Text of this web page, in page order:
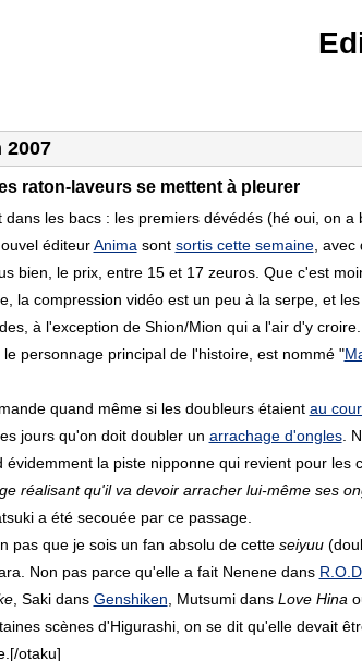
2007
raton-laveurs se mettent à pleurer
dans les bacs : les premiers dévédés (hé oui, on a
éditeurAnima sont sortis cette semaine, avec
bien, le prix, entre 15 et 17 zeuros. Que c'est
la compression vidéo est un peu à la serpe, et
à l'exception de Shion/Mion qui a l'air d'y
le personnage principal de l'histoire, est nommé "
quand même si les doubleurs étaient au
jours qu'on doit doubler un arrachage d'ongles.
évidemment la piste nipponne qui revient pour les
réalisant qu'il va devoir arracher lui-même ses
a été secouée par ce passage.
pas que je sois un fan absolu de cette seiyuu
Non pas parce qu'elle a fait Nenene dans
, Saki dans Genshiken , Mutsumi dans Love Hina
scènes d'Higurashi, on se dit qu'elle devait
otaku]